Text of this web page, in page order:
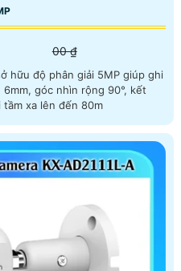
00 ₫
hữu độ phân giải 5MP giúp ghi
xa lên đến 80m